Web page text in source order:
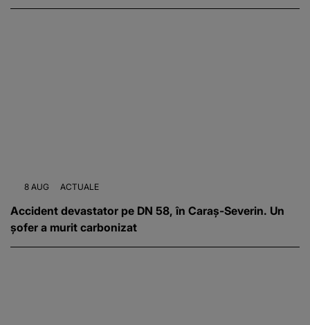
8 AUG ACTUALE
Accident devastator pe DN 58, în Caraș-Severin. Un
șofer a murit carbonizat